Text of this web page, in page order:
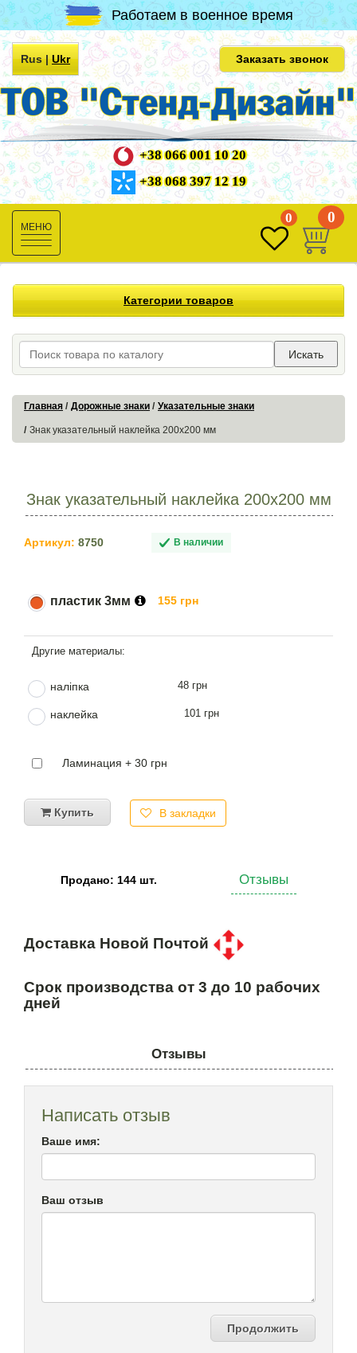
Работаем в военное время
Rus|Ukr Заказать звонок
+38 066 001 10 20
+38 068 397 12 19
Toggle
navigation
0 0
Категории товаров
Искать
Главная Дорожные знаки Указательные знаки
Знак указательный наклейка 200х200 мм
Знак указательный наклейка 200х200 мм
Артикул: 8750 В наличии
пластик 3мм 155 грн
наліпка 48 грн
наклейка 101 грн
Ламинация + 30 грн
Купить В закладки
Продано: 144 шт. Отзывы
Доставка Новой Почтой
Срок производства от 3 до 10 рабочих
дней
Отзывы
Написать отзыв
Ваше имя:
Ваш отзыв
Продолжить